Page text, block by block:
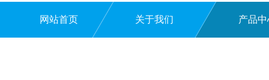
网站首页 关于我们 产品中